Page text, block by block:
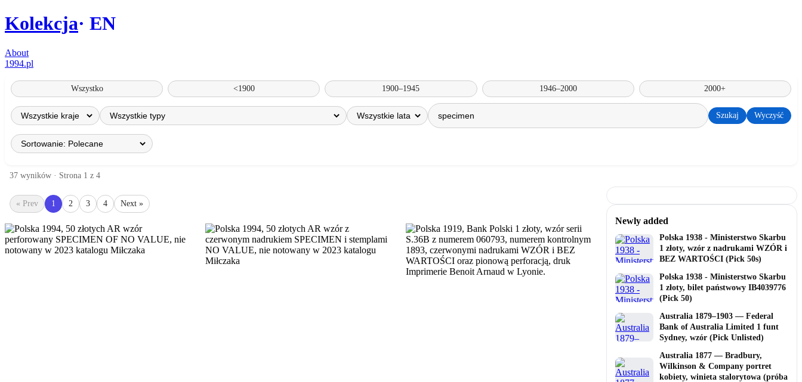
Kolekcja EN
About
1994.pl
Wszystko <1900 1900–1945 1946–2000 2000+
Szukaj Wyczyść
37 wyników · Strona 1 z 4
« Prev 1 2 3 4 Next »
Newly added
Polska 1938 - Ministerstwo Skarbu
1 złoty, wzór z nadrukami WZÓR i
BEZ WARTOŚCI (Pick 50s)
Polska 1938 - Ministerstwo Skarbu
1 złoty, bilet państwowy IB4039776
(Pick 50)
Australia 1879–1903 — Federal
Bank of Australia Limited 1 funt
Sydney, wzór (Pick Unlisted)
Australia 1877 — Bradbury,
Wilkinson & Company portret
kobiety, winieta stalorytowa (próba